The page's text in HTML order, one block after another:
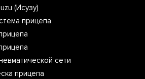
(Исузу)
прицепа
сети
прицепа